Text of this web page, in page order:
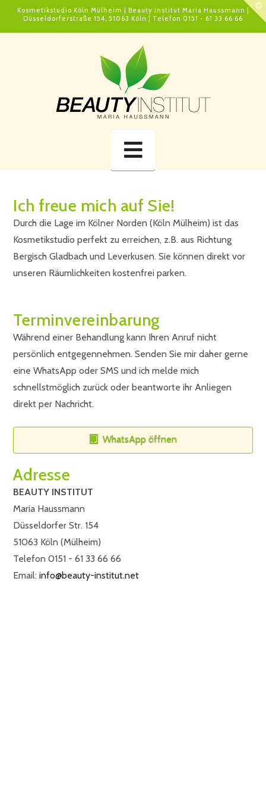
Kosmetikstudio Köln Mülheim | Beauty Institut Maria Haussmann |
Düsseldorferstraße 154, 51063 Köln | Telefon 0151 - 61 33 66 66
Navigation
Ich freue mich auf Sie!
Durch die Lage im Kölner Norden (Köln Mülheim) ist das
Kosmetikstudio perfekt zu erreichen, z.B. aus Richtung
Bergisch Gladbach und Leverkusen. Sie können direkt vor
unseren Räumlichkeiten kostenfrei parken.
Terminvereinbarung
Während einer Behandlung kann Ihren Anruf nicht
persönlich entgegennehmen. Senden Sie mir daher gerne
eine WhatsApp oder SMS und ich melde mich
schnellstmöglich zurück oder beantworte ihr Anliegen
direkt per Nachricht.
WhatsApp öffnen
Adresse
BEAUTY INSTITUT
Maria Haussmann
Düsseldorfer Str. 154
51063 Köln (Mülheim)
Telefon 0151 - 61 33 66 66
Email:info@beauty-institut.net